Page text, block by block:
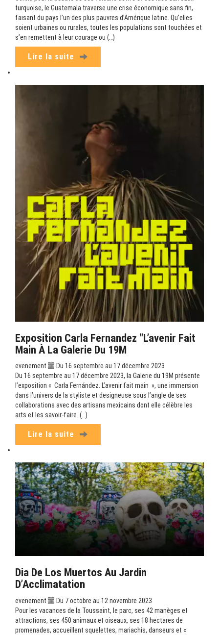
turquoise, le Guatemala traverse une crise économique sans fin,
faisant du pays l’un des plus pauvres d’Amérique latine. Qu’elles
soient urbaines ou rurales, toutes les populations sont touchées et
s’en remettent à leur courage ou (…)
Lire la suite
Exposition Carla Fernandez "L’avenir Fait
Main À La Galerie Du 19M
evenement
Du 16 septembre au 17 décembre 2023
Du 16 septembre au 17 décembre 2023, la Galerie du 19M présente
l’exposition « Carla Fernández. L’avenir fait main », une immersion
dans l’univers de la styliste et designeuse sous l’angle de ses
collaborations avec des artisans mexicains dont elle célèbre les
arts et les savoir-faire. (…)
Lire la suite
Dia De Los Muertos Au Jardin
D’Acclimatation
evenement
Du 7 octobre au 12 novembre 2023
Pour les vacances de la Toussaint, le parc, ses 42 manèges et
attractions, ses 450 animaux et oiseaux, ses 18 hectares de
promenades, accueillent squelettes, mariachis, danseurs et «